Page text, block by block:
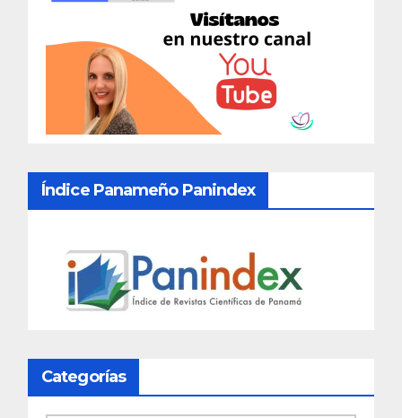
Índice Panameño Panindex
Categorías